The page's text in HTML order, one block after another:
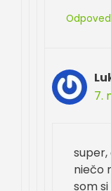
7.
super,
niečo
som